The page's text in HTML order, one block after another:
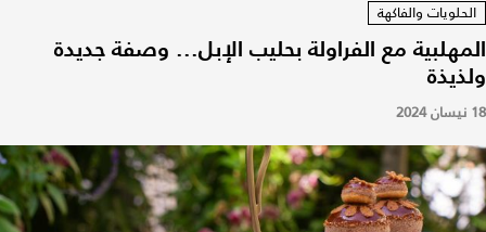
الحلويات والفاكهة
المهلبية مع الفراولة بحليب الإبل... وصفة جديدة
ولذيذة
18 نيسان 2024